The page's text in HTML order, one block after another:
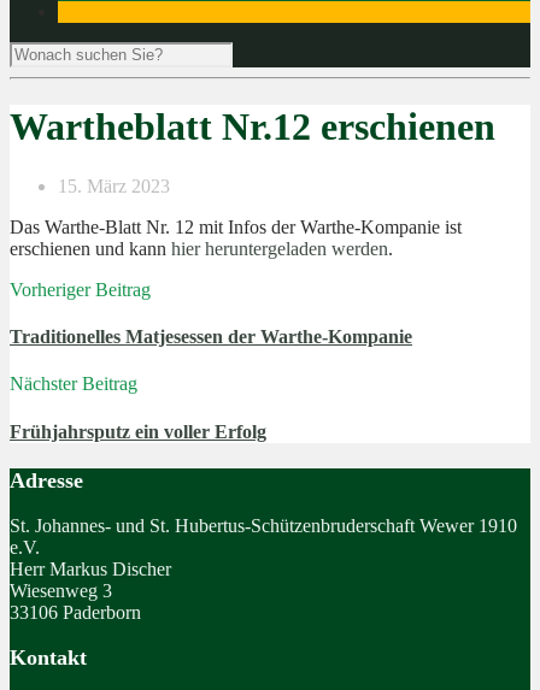
Wartheblatt Nr.12 erschienen
15. März 2023
Das Warthe-Blatt Nr. 12 mit Infos der Warthe-Kompanie ist
erschienen und kann hier heruntergeladen werden.
Vorheriger Beitrag
Traditionelles Matjesessen der Warthe-Kompanie
Nächster Beitrag
Frühjahrsputz ein voller Erfolg
Adresse
St. Johannes- und St. Hubertus-Schützenbruderschaft Wewer 1910
e.V.
Herr Markus Discher
Wiesenweg 3
33106 Paderborn
Kontakt